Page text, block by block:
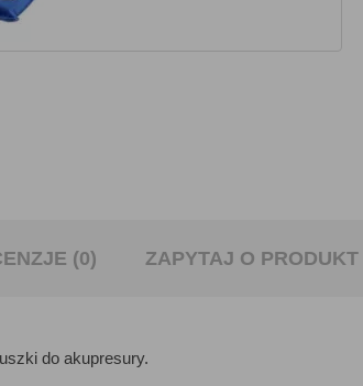
(0) ZAPYTAJ O PRODUKT
do akupresury.